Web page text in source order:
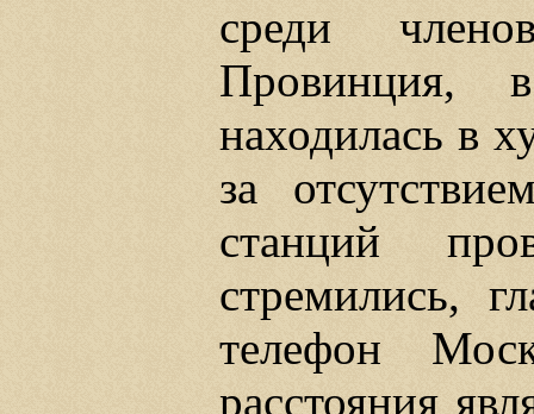
среди
Провинция,
находилась в
за
станций
стремились,
телефон
расстояния